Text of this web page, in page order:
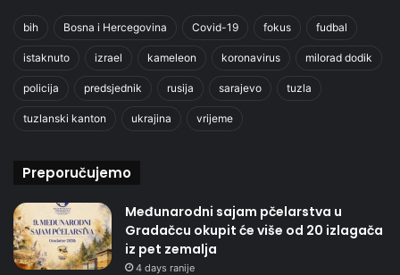
bih Bosna i Hercegovina Covid-19 fokus fudbal
istaknuto izrael kameleon koronavirus milorad dodik
policija predsjednik rusija sarajevo tuzla
tuzlanski kanton ukrajina vrijeme
Preporučujemo
Međunarodni sajam pčelarstva u
Gradačcu okupit će više od 20 izlagača
iz pet zemalja
4 days ranije